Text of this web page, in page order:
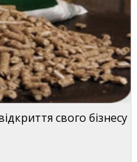
свого бізнесу